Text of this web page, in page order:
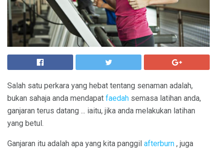
Salah satu perkara yang hebat tentang senaman adalah,
bukan sahaja anda mendapat faedah semasa latihan anda,
ganjaran terus datang ... iaitu, jika anda melakukan latihan
yang betul.
Ganjaran itu adalah apa yang kita panggil afterburn , juga